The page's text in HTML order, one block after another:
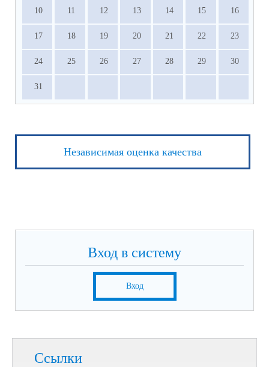
10 11 12 13 14 15 16
17 18 19 20 21 22 23
24 25 26 27 28 29 30
31
Независимая оценка качества
Вход в систему
Вход
Ссылки